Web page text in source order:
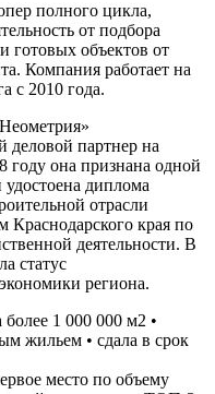
полного цикла,
от подбора
готовых объектов от
Компания работает на
с 2010 года.
деловой партнер на
году она признана одной
диплома
отрасли
Краснодарского края по
деятельности. В
статус
региона.
1 000 000 м2 •
жильем • сдала в срок
место по объему